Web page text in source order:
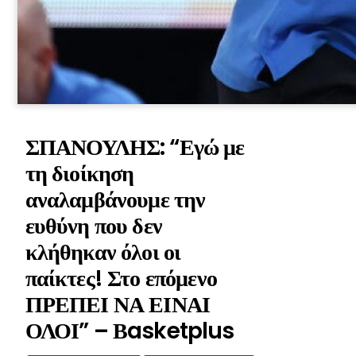
ΣΠΑΝΟΥΛΗΣ: “Εγώ με
τη διοίκηση
αναλαμβάνουμε την
ευθύνη που δεν
κλήθηκαν όλοι οι
παίκτες! Στο επόμενο
ΠΡΕΠΕΙ ΝΑ ΕΙΝΑΙ
ΟΛΟΙ” – Βasketplus